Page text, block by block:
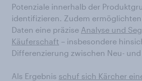
Potenziale innerhalb der
identifizieren. Zudem
Daten eine präzise Analyse und
Käuferschaft – insbesondere
Differenzierung zwischen Neu-
Als Ergebnis schuf sich Kärcher